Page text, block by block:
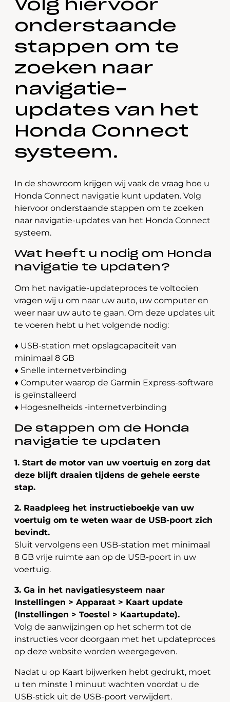
Volg hiervoor
onderstaande
stappen om te
zoeken naar
navigatie-
updates van het
Honda Connect
systeem.
In de showroom krijgen wij vaak de vraag hoe u
Honda Connect navigatie kunt updaten. Volg
hiervoor onderstaande stappen om te zoeken
naar navigatie-updates van het Honda Connect
systeem.
Wat heeft u nodig om Honda
navigatie te updaten?
Om het navigatie-updateproces te voltooien
vragen wij u om naar uw auto, uw computer en
weer naar uw auto te gaan. Om deze updates uit
te voeren hebt u het volgende nodig:
♦ USB-station met opslagcapaciteit van
minimaal 8 GB
♦ Snelle internetverbinding
♦ Computer waarop de Garmin Express-software
is geïnstalleerd
♦ Hogesnelheids -internetverbinding
De stappen om de Honda
navigatie te updaten
1. Start de motor van uw voertuig en zorg dat
deze blijft draaien tijdens de gehele eerste
stap.
2. Raadpleeg het instructieboekje van uw
voertuig om te weten waar de USB-poort zich
bevindt.
Sluit vervolgens een USB-station met minimaal
8 GB vrije ruimte aan op de USB-poort in uw
voertuig.
3. Ga in het navigatiesysteem naar
Instellingen > Apparaat > Kaart update
(Instellingen > Toestel > Kaartupdate).
Volg de aanwijzingen op het scherm tot de
instructies voor doorgaan met het updateproces
op deze website worden weergegeven.
Nadat u op Kaart bijwerken hebt gedrukt, moet
u ten minste 1 minuut wachten voordat u de
USB-stick uit de USB-poort verwijdert.